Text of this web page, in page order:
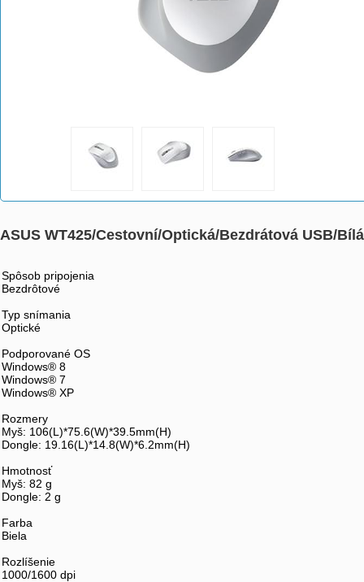
ASUS WT425/Cestovní/Optická/Bezdrátová USB/
Spôsob pripojenia
Bezdrôtové
Typ snímania
Optické
Podporované OS
Windows® 8
Windows® 7
Windows® XP
Rozmery
Myš: 106(L)*75.6(W)*39.5mm(H)
Dongle: 19.16(L)*14.8(W)*6.2mm(H)
Hmotnosť
Myš: 82 g
Dongle: 2 g
Farba
Biela
Rozlíšenie
1000/1600 dpi